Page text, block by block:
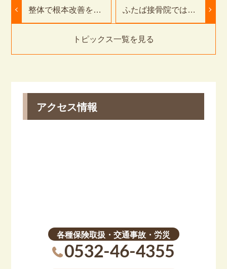
整体で根本改善を目
市のふたば接骨院・
ふたば接骨院では後
｜豊橋市のふたば接
トピックス一覧を見る
アクセス情報
各種保険取扱・交通事故・労災
0532-46-4355